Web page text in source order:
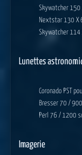
Skywatcher
Nextstar 130 X
Skywatcher 114
Lunettes
Coronado PST
Bresser 70 /
Perl 76 / 1200
Imagerie